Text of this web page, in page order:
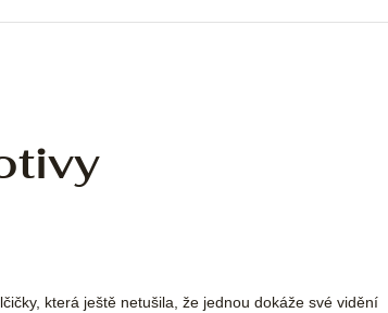
která ještě netušila, že jednou dokáže své vidění